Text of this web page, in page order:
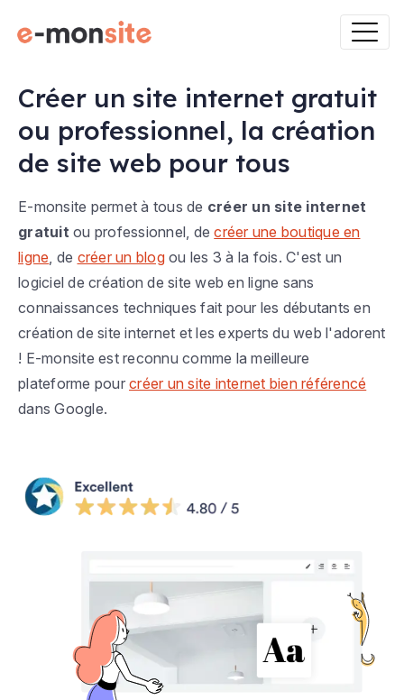
Créer un site internet gratuit
ou professionnel, la création
de site web pour tous
E-monsite permet à tous de créer un site internet
gratuit ou professionnel, decréer une boutique en
ligne , de créer un blogou les 3 à la fois. C'est un
logiciel de création de site web en ligne sans
connaissances techniques fait pour les débutants en
création de site internet et les experts du web l'adorent
! E-monsite est reconnu comme la meilleure
plateforme pour créer un site internet bien référencé
dans Google.